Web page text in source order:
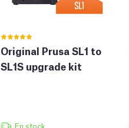
Original Prusa SL1 to
SL1S upgrade kit